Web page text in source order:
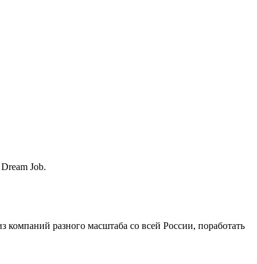
Job.
разного масштаба со всей России, поработать